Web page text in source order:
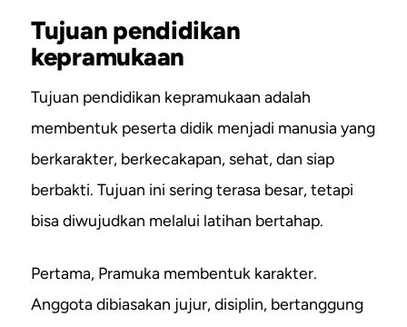
Tujuan pendidikan
kepramukaan
Tujuan pendidikan kepramukaan adalah
membentuk peserta didik menjadi manusia yang
berkarakter, berkecakapan, sehat, dan siap
berbakti. Tujuan ini sering terasa besar, tetapi
bisa diwujudkan melalui latihan bertahap.
Pertama, Pramuka membentuk karakter.
Anggota dibiasakan jujur, disiplin, bertanggung